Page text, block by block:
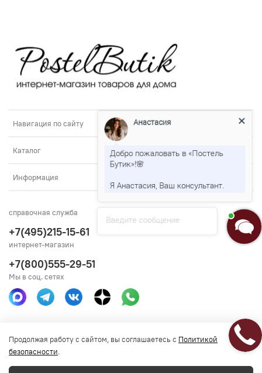
Навигация по сайту
Каталог
Информация
Получить консультацию
справочная служба
+7(495)215-15-61
интернет-магазин
+7(800)555-29-51
Мы в соц. сетях
Продолжая работу с сайтом, вы соглашаетесь с Политикой
безопасности.
Введите сообщение
Анастасия
Добро пожаловать в «Постель
Бутик»!🌸
Я Анастасия, Ваш консультант.